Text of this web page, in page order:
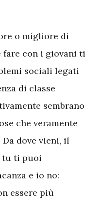
o migliore di
fare con i giovani ti
sociali legati
di classe
sembrano
che veramente
dove vieni, il
tu ti puoi
e io no:
essere più